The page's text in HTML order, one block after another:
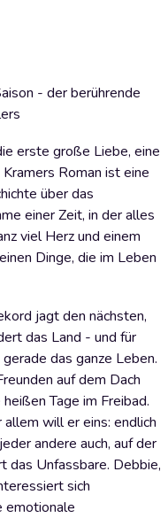
- der berührende
erste große Liebe, eine
Roman ist eine
über das
einer Zeit, in der alles
viel Herz und einem
Dinge, die im Leben
jagt den nächsten,
das Land - und für
das ganze Leben.
auf dem Dach
Tage im Freibad.
will er eins: endlich
andere auch, auf der
das Unfassbare. Debbie,
sich
emotionale